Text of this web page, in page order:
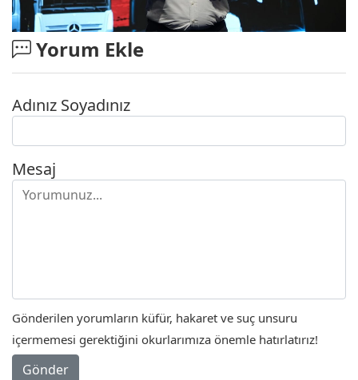
Yorum Ekle
Adınız Soyadınız
Mesaj
Gönderilen yorumların küfür, hakaret ve suç unsuru
içermemesi gerektiğini okurlarımıza önemle hatırlatırız!
Gönder